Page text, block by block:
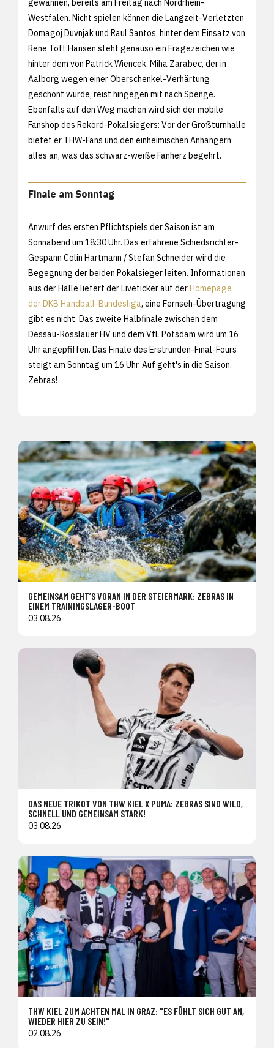
gewannen, bereits am Freitag nach Nordrhein-
Westfalen. Nicht spielen können die Langzeit-Verletzten
Domagoj Duvnjak und Raul Santos, hinter dem Einsatz von
Rene Toft Hansen steht genauso ein Fragezeichen wie
hinter dem von Patrick Wiencek. Miha Zarabec, der in
Aalborg wegen einer Oberschenkel-Verhärtung
geschont wurde, reist hingegen mit nach Spenge.
Ebenfalls auf den Weg machen wird sich der mobile
Fanshop des Rekord-Pokalsiegers: Vor der Großturnhalle
bietet er THW-Fans und den einheimischen Anhängern
alles an, was das schwarz-weiße Fanherz begehrt.
Finale am Sonntag
Anwurf des ersten Pflichtspiels der Saison ist am
Sonnabend um 18:30 Uhr. Das erfahrene Schiedsrichter-
Gespann Colin Hartmann / Stefan Schneider wird die
Begegnung der beiden Pokalsieger leiten. Informationen
aus der Halle liefert der Liveticker auf derHomepage
der DKB Handball-Bundesliga, eine Fernseh-Übertragung
gibt es nicht. Das zweite Halbfinale zwischen dem
Dessau-Rosslauer HV und dem VfL Potsdam wird um 16
Uhr angepfiffen. Das Finale des Erstrunden-Final-Fours
steigt am Sonntag um 16 Uhr. Auf geht's in die Saison,
Zebras!
GEMEINSAM GEHT’S VORAN IN DER STEIERMARK: ZEBRAS IN
EINEM TRAININGSLAGER-BOOT
03.08.26
DAS NEUE TRIKOT VON THW KIEL X PUMA: ZEBRAS SIND WILD,
SCHNELL UND GEMEINSAM STARK!
03.08.26
THW KIEL ZUM ACHTEN MAL IN GRAZ: "ES FÜHLT SICH GUT AN,
WIEDER HIER ZU SEIN!"
02.08.26